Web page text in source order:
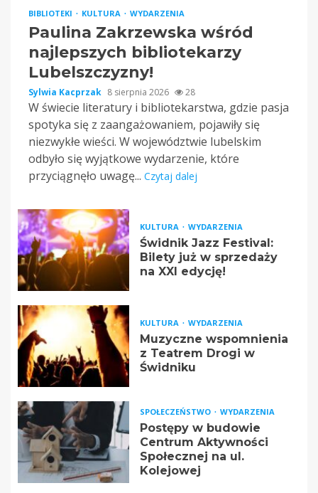
BIBLIOTEKI KULTURA WYDARZENIA
Paulina Zakrzewska wśród
najlepszych bibliotekarzy
Lubelszczyzny!
Sylwia Kacprzak 8 sierpnia 2026 28
W świecie literatury i bibliotekarstwa, gdzie pasja
spotyka się z zaangażowaniem, pojawiły się
niezwykłe wieści. W województwie lubelskim
odbyło się wyjątkowe wydarzenie, które
przyciągnęło uwagę... Czytaj dalej
KULTURA WYDARZENIA
Świdnik Jazz Festival:
Bilety już w sprzedaży
na XXI edycję!
KULTURA WYDARZENIA
Muzyczne wspomnienia
z Teatrem Drogi w
Świdniku
SPOŁECZEŃSTWO WYDARZENIA
Postępy w budowie
Centrum Aktywności
Społecznej na ul.
Kolejowej